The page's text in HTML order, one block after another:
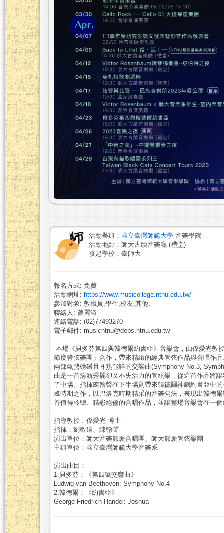
活動舉辦： 國立臺灣師範大學 音樂學院
活動地點：師大古蹟音樂廳 (禮堂)
發起學校：臺師大
報名方式: 免費
活動網址: https://www.musicollege.ntnu.edu.tw/
參加對象: 教職員,學生,校友,其他,
聯絡人: 曾麗淑
連絡電話: (02)77493270
電子郵件: musicntnu@deps.ntnu.edu.tw
本場《貝多芬第四與韓德爾約書亞》音樂會，由孫愛光教
節慶管弦樂團」合作，帶來精緻的經典管弦作品與合唱作
兩部氣勢磅礡且耳熟能詳的交響曲(Symphony No.3,
曲是一首清新秀麗卻又不失活力的管絃樂，從這首作品將
了中場。指揮陳翰聲在下半場則帶來韓德爾神劇約書亞中
峰時期之作，以巴洛克時期精采的音樂句法，表現出韓德
首值得聆聽、精彩絕倫的合唱作品，並讓整場音樂會在一
指導教授：孫愛光 博士
指揮：劉敬遠、陳翰聲
演出單位：師大音樂節慶合唱團、師大節慶管弦樂團
主辦單位：國立臺灣師範大學音樂系
演出曲目：
1.貝多芬：《第四號交響曲》
Ludwig van Beethoven: Symphony No.4
2.韓德爾：《約書亞》
George Friedrich Handel: Joshua